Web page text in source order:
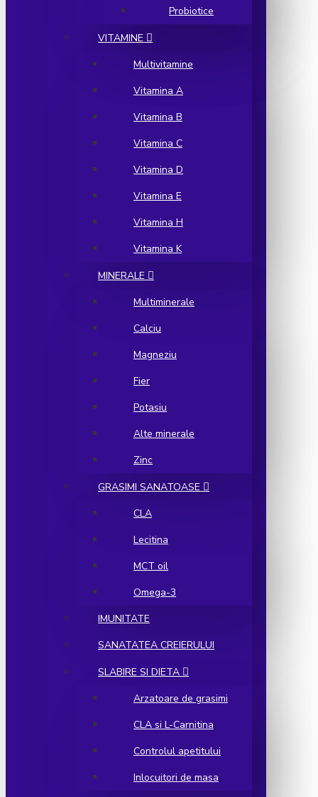
Probiotice
VITAMINE
Multivitamine
Vitamina A
Vitamina B
Vitamina C
Vitamina D
Vitamina E
Vitamina H
Vitamina K
MINERALE
Multiminerale
Calciu
Magneziu
Fier
Potasiu
Alte minerale
Zinc
GRASIMI SANATOASE
CLA
Lecitina
MCT oil
Omega-3
IMUNITATE
SANATATEA CREIERULUI
SLABIRE SI DIETA
Arzatoare de grasimi
CLA si L-Carnitina
Controlul apetitului
Inlocuitori de masa